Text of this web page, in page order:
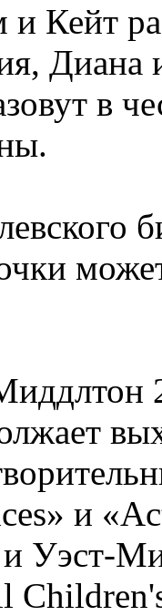
Кейт
Диана
в
и
Уэст-